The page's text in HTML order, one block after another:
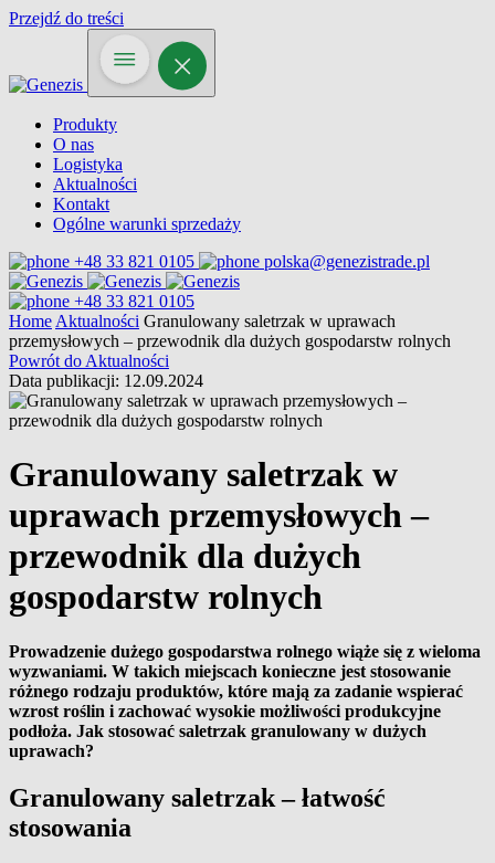
Przejdź do treści
Produkty
O nas
Logistyka
Aktualności
Kontakt
Ogólne warunki sprzedaży
+48 33 821 0105
polska@genezistrade.pl
+48 33 821 0105
Home Aktualności Granulowany saletrzak w uprawach
przemysłowych – przewodnik dla dużych gospodarstw rolnych
Powrót do Aktualności
Data publikacji: 12.09.2024
Granulowany saletrzak w
uprawach przemysłowych –
przewodnik dla dużych
gospodarstw rolnych
Prowadzenie dużego gospodarstwa rolnego wiąże się z wieloma
wyzwaniami. W takich miejscach konieczne jest stosowanie
różnego rodzaju produktów, które mają za zadanie wspierać
wzrost roślin i zachować wysokie możliwości produkcyjne
podłoża. Jak stosować saletrzak granulowany w dużych
uprawach?
Granulowany saletrzak – łatwość
stosowania